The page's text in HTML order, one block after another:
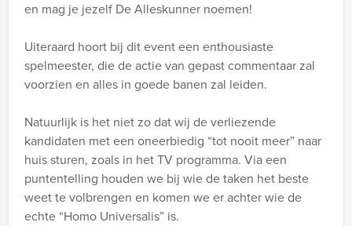
en mag je jezelf De Alleskunner noemen!
Uiteraard hoort bij dit event een enthousiaste
spelmeester, die de actie van gepast commentaar zal
voorzien en alles in goede banen zal leiden.
Natuurlijk is het niet zo dat wij de verliezende
kandidaten met een oneerbiedig “tot nooit meer” naar
huis sturen, zoals in het TV programma. Via een
puntentelling houden we bij wie de taken het beste
weet te volbrengen en komen we er achter wie de
echte “Homo Universalis” is.